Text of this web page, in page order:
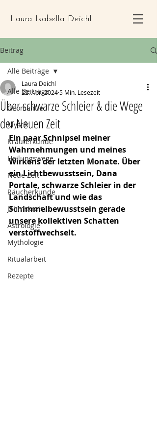
Laura Isabella Deichl
Beitrag
Alle Beiträge
Geomantie
Mystik
Kräuterkunde
Heilungswege
Neue Zeit
Räucherkunde
Jahreskreis
Astrologie
Mythologie
Ritualarbeit
Rezepte
Alle Beiträge
Über schwarze Schleier & die Wege
der Neuen Zeit
Laura Deichl
22. Apr. 20245 Min. Lesezeit
Ein paar Schnipsel meiner
Wahrnehmungen und meines
Wirkens der letzten Monate. Über
ein Lichtbewusstsein, Dana
Portale, schwarze Schleier in der
Landschaft und wie das
Schimmelbewusstsein gerade
unsere kollektiven Schatten
verstoffwechselt.